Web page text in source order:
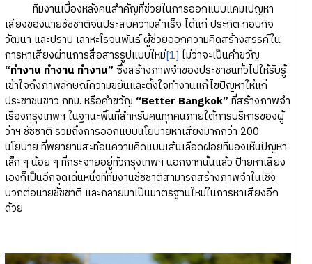
ทีมงานเบื้องหลังคนสำคัญที่ช่วยในการออกแบบแคมเปญหา
เสียงของนายชัชชาติจนประสบความสำเร็จ ได้แก่ ประกิต กอบกิจ
วัฒนา และปราบ เลาหะโรจนพันธ์ ผู้ช่วยออกความคิดสร้างสรรค์ใน
การหาเสียงผ่านการสื่อสารรูปแบบใหม่[1] ไม่ว่าจะเป็นคำขวัญ
“ทำงาน ทำงาน ทำงาน” ซึ่งสร้างภาพจำของประชาชนทั่วไปให้รับรู้
เข้าใจถึงภาพลักษณ์ความขยันและตั้งใจทำงานแก้ไขปัญหาให้แก่
ประชาชนชาว กทม. หรือคำขวัญ “Better Bangkok” ที่สร้างภาพจำ
เรื่องกรุงเทพฯ ในฐานะพื้นที่สำหรับคนทุกคนภายใต้การบริหารของผู้
ว่าฯ ชัชชาติ รวมถึงการออกแบบนโยบายหาเสียงมากกว่า 200
นโยบาย ที่พยายามสะท้อนความคิดแบบเส้นเลือดฝอยที่มองเห็นปัญหา
เล็ก ๆ น้อย ๆ ที่กระจายอยู่ทั่วกรุงเทพฯ นอกจากนั้นแล้ว ป้ายหาเสียง
เองก็เป็นอีกจุดเด่นหนึ่งที่ทีมงานชัชชาติสามารถสร้างภาพจำในเชิง
บวกต่อนายชัชชาติ และกลายมาเป็นมาตรฐานใหม่ในการหาเสียงอีก
ด้วย